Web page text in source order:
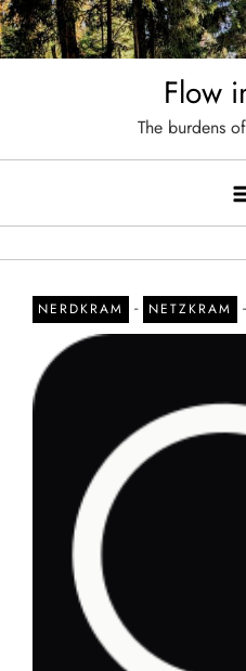
Skip
to
Flow
The burdens
NERDKRAM - NETZKRAM -